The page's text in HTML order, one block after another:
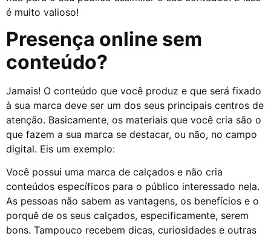
é muito valioso!
Presença online sem
conteúdo?
Jamais! O conteúdo que você produz e que será fixado
à sua marca deve ser um dos seus principais centros de
atenção. Basicamente, os materiais que você cria são o
que fazem a sua marca se destacar, ou não, no campo
digital. Eis um exemplo:
Você possui uma marca de calçados e não cria
conteúdos específicos para o público interessado nela.
As pessoas não sabem as vantagens, os benefícios e o
porquê de os seus calçados, especificamente, serem
bons. Tampouco recebem dicas, curiosidades e outras